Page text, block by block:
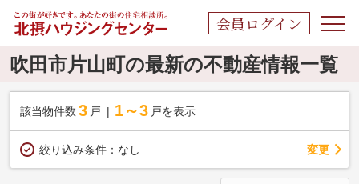
会員ログイン
吹田市片山町の最新の不動産情報一覧
該当物件数 3 戸 1～3 戸を表示
絞り込み条件： なし 変更